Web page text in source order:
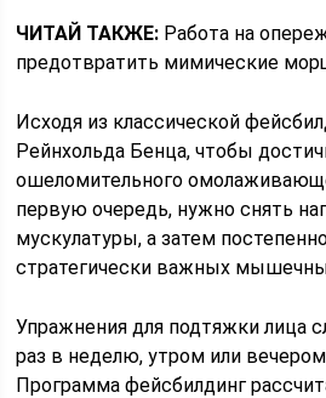
ЧИТАЙ ТАКЖЕ: Работа на
предотвратить мимические
Исходя из классической
Рейнхольда Бенца, чтобы
ошеломительного
первую очередь, нужно снять
мускулатуры, а затем
стратегически важных
Упражнения для подтяжки лица
раз в неделю, утром или
Программа фейсбилдинг